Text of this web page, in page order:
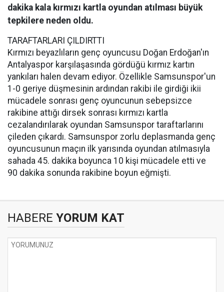
dakika kala kırmızı kartla oyundan atılması büyük
tepkilere neden oldu.
TARAFTARLARI ÇILDIRTTI
Kırmızı beyazlıların genç oyuncusu Doğan Erdoğan'ın
Antalyaspor karşılaşasında gördüğü kırmız kartın
yankıları halen devam ediyor. Özellikle Samsunspor'un
1-0 geriye düşmesinin ardından rakibi ile girdiği ikii
mücadele sonrası genç oyuncunun sebepsizce
rakibine attığı dirsek sonrası kırmızı kartla
cezalandırılarak oyundan Samsunspor taraftarlarını
çileden çıkardı. Samsunspor zorlu deplasmanda genç
oyuncusunun maçın ilk yarısında oyundan atılmasıyla
sahada 45. dakika boyunca 10 kişi mücadele etti ve
90 dakika sonunda rakibine boyun eğmişti.
HABERE YORUM KAT